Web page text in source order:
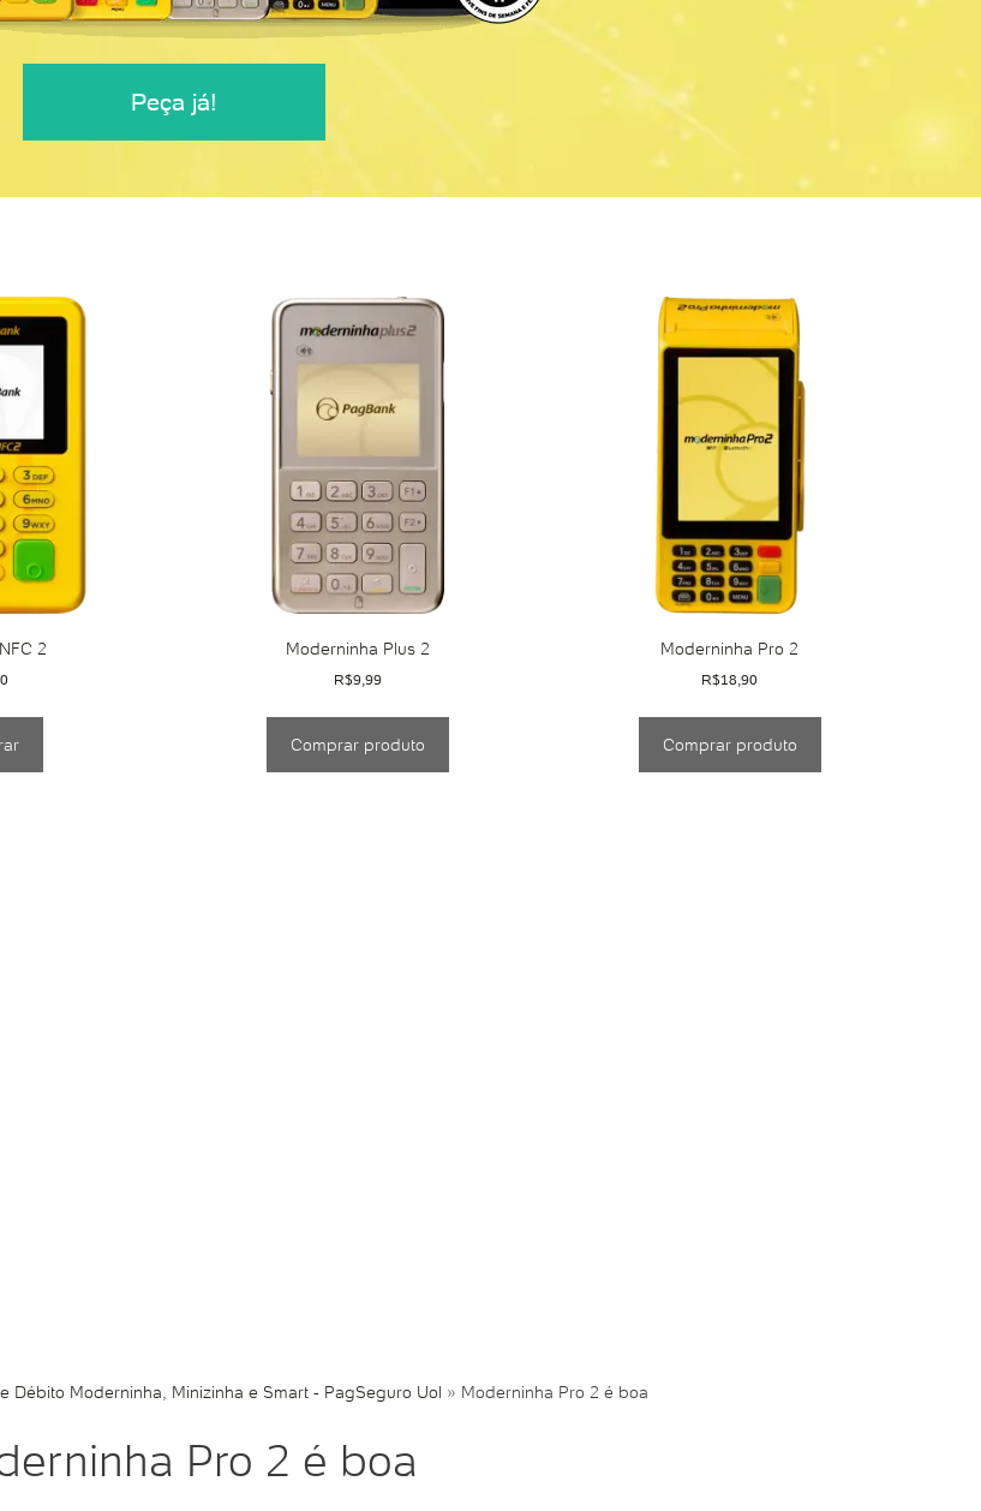
Peça já!
2 Moderninha Plus 2
R$9,99
Comprar produto
Moderninha Pro 2
R$18,90
Comprar produto
Débito Moderninha, Minizinha e Smart - PagSeguro Uol » Moderninha Pro 2 é boa
Pro 2 é boa